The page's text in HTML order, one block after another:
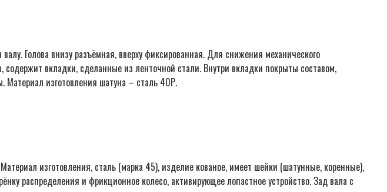
Голова внизу разъёмная, вверху фиксированная. Для снижения механического
содержит вкладки, сделанные из ленточной стали. Внутри вкладки покрыты составом,
изготовления шатуна – сталь 40Р.
изготовления, сталь (марка 45), изделие кованое, имеет шейки (шатунные, коренные),
распределения и фрикционное колесо, активирующее лопастное устройство. Зад вала с